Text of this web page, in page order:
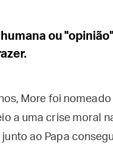
ou
More foi nomeado
a uma crise moral
ao Papa